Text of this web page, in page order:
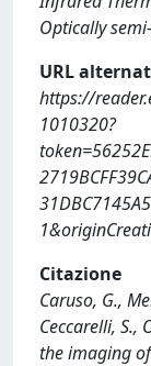
Optically
URL
https://
1010320?
Citazione
Caruso, G.,
Ceccarelli, S.,
the imaging